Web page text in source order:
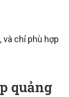
, và chỉ phù hợp
quảng